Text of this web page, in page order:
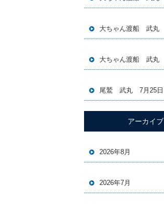
アーカイブ
2026年8月
2026年7月